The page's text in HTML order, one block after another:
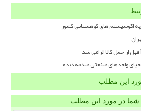
اکوسیستم های کوهستانی کشور
از حمل کالا الزامی شد
احیای واحدهای صنعتی صدمه دیده
این مطلب
شما در مورد این مطلب